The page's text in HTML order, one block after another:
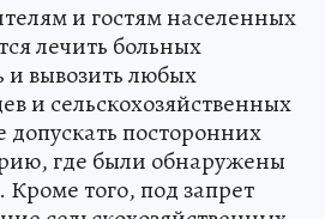
и гостям населенных
лечить больных
и вывозить любых
и сельскохозяйственных
посторонних
где были обнаружены
того, под запрет